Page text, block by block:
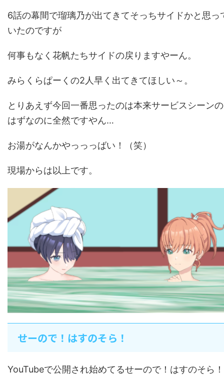
6話の幕間で瑠璃乃が出てきてそっちサイドかと思っ
いたのですが
何事もなく花帆たちサイドの戻りますやーん。
みらくらぱーくの2人早く出てきてほしい～。
とりあえず今回一番思ったのは本来サービスシーンの
はずなのに全然ですやん…
お湯がなんかやっっっばい！（笑）
現場からは以上です。
せーので！はすのそら！
YouTubeで公開され始めてるせーので！はすのそら！